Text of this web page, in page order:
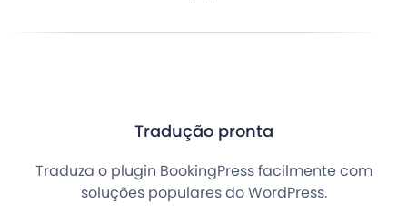
Tradução pronta
Traduza o plugin BookingPress facilmente com
soluções populares do WordPress.